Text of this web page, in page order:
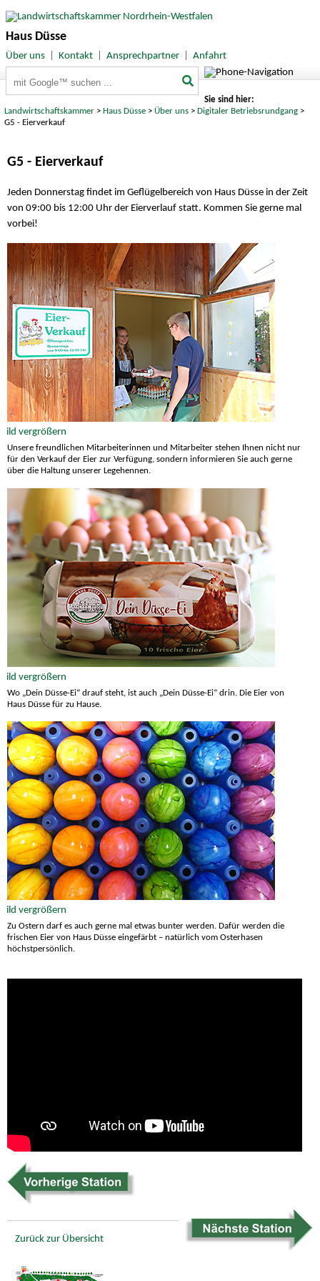
Haus Düsse
Über uns| Kontakt| Ansprechpartner| Anfahrt
Sie sind hier:
Landwirtschaftskammer > Haus Düsse >Über uns > Digitaler Betriebsrundgang >
G5 - Eierverkauf
G5 - Eierverkauf
Jeden Donnerstag findet im Geflügelbereich von Haus Düsse in der Zeit
von 09:00 bis 12:00 Uhr der Eierverlauf statt. Kommen Sie gerne mal
vorbei!
Unsere freundlichen Mitarbeiterinnen und Mitarbeiter stehen Ihnen nicht nur
für den Verkauf der Eier zur Verfügung, sondern informieren Sie auch gerne
über die Haltung unserer Legehennen.
Wo „Dein Düsse-Ei“ drauf steht, ist auch „Dein Düsse-Ei“ drin. Die Eier von
Haus Düsse für zu Hause.
Zu Ostern darf es auch gerne mal etwas bunter werden. Dafür werden die
frischen Eier von Haus Düsse eingefärbt – natürlich vom Osterhasen
höchstpersönlich.
Zurück zur Übersicht